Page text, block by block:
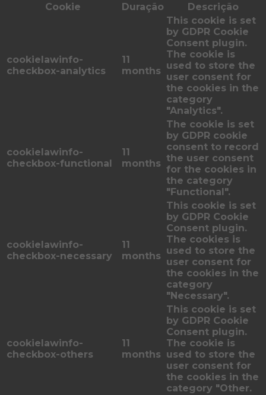
Cookie
Duração Descrição
cookielawinfo-
checkbox-analytics
11
months
This cookie is set
by GDPR Cookie
Consent plugin.
The cookie is
used to store the
user consent for
the cookies in the
category
"Analytics".
cookielawinfo-
checkbox-functional
11
months
The cookie is set
by GDPR cookie
consent to record
the user consent
for the cookies in
the category
"Functional".
cookielawinfo-
checkbox-necessary
11
months
This cookie is set
by GDPR Cookie
Consent plugin.
The cookies is
used to store the
user consent for
the cookies in the
category
"Necessary".
cookielawinfo-
checkbox-others
11
months
This cookie is set
by GDPR Cookie
Consent plugin.
The cookie is
used to store the
user consent for
the cookies in the
category "Other.